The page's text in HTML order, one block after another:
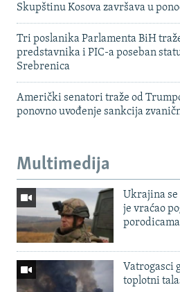
Skupštinu Kosova završava u
Tri poslanika Parlamenta BiH
predstavnika i PIC-a poseban
Srebrenica
Američki senatori traže od
ponovno uvođenje sankcija
Multimedija
Ukrajina se
je vraćao
porodicama
Vatrogasci
toplotni